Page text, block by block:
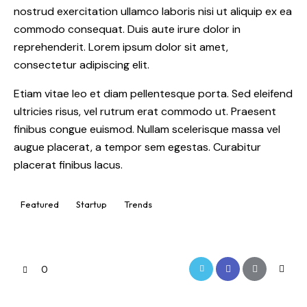
nostrud exercitation ullamco laboris nisi ut aliquip ex ea
commodo consequat. Duis aute irure dolor in
reprehenderit. Lorem ipsum dolor sit amet,
consectetur adipiscing elit.
Etiam vitae leo et diam pellentesque porta. Sed eleifend
ultricies risus, vel rutrum erat commodo ut. Praesent
finibus congue euismod. Nullam scelerisque massa vel
augue placerat, a tempor sem egestas. Curabitur
placerat finibus lacus.
Featured Startup Trends
0